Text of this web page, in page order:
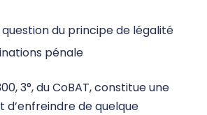
question du principe de légalité
pénale
3°, du CoBAT, constitue une
de quelque